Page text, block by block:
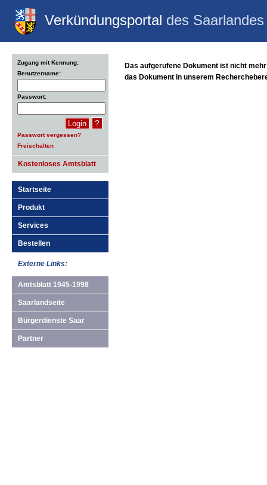
Verkündungsportal des Saarlandes
Zugang mit Kennung:
Benutzername:
Passwort:
?
Passwort vergessen?
Freischalten
Kostenloses Amtsblatt
Startseite
Produkt
Services
Bestellen
Externe Links:
Amtsblatt 1945-1998
Saarlandseite
Bürgerdienste Saar
Partner
Das aufgerufene Dokument ist nicht
das Dokument in unserem